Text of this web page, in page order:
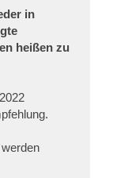
in
heißen zu